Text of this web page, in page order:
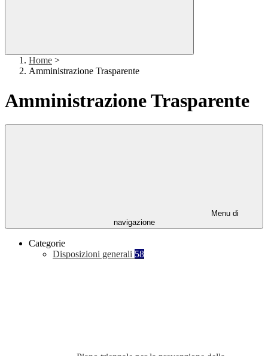
Home >
Amministrazione Trasparente
Amministrazione Trasparente
Menu di
navigazione
Categorie
Disposizioni generali 58